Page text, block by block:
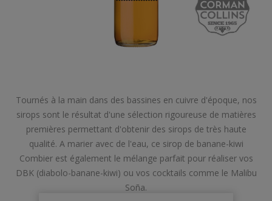
Tournés à la main dans des bassines en cuivre d'époque, nos
sirops sont le résultat d'une sélection rigoureuse de matières
premières permettant d'obtenir des sirops de très haute
qualité. A marier avec de l'eau, ce sirop de banane-kiwi
Combier est également le mélange parfait pour réaliser vos
DBK (diabolo-banane-kiwi) ou vos cocktails comme le Malibu
Soña.